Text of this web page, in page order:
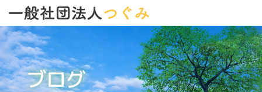
ブログ